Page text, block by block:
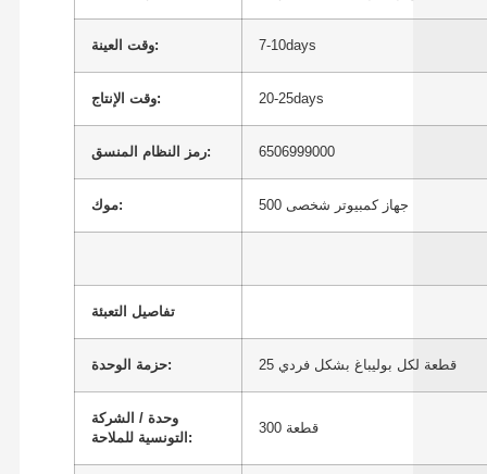
وقت العينة: 7-10days
وقت الإنتاج: 20-25days
رمز النظام المنسق: 6506999000
موك: 500 جهاز كمبيوتر شخصى
تفاصيل التعبئة
حزمة الوحدة: 25 قطعة لكل بوليباغ بشكل فردي
وحدة / الشركة
التونسية للملاحة:
300 قطعة